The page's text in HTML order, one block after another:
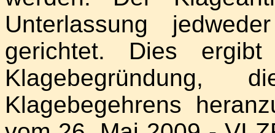
Unterlassung
gerichtet. Dies
Klagebegehrens